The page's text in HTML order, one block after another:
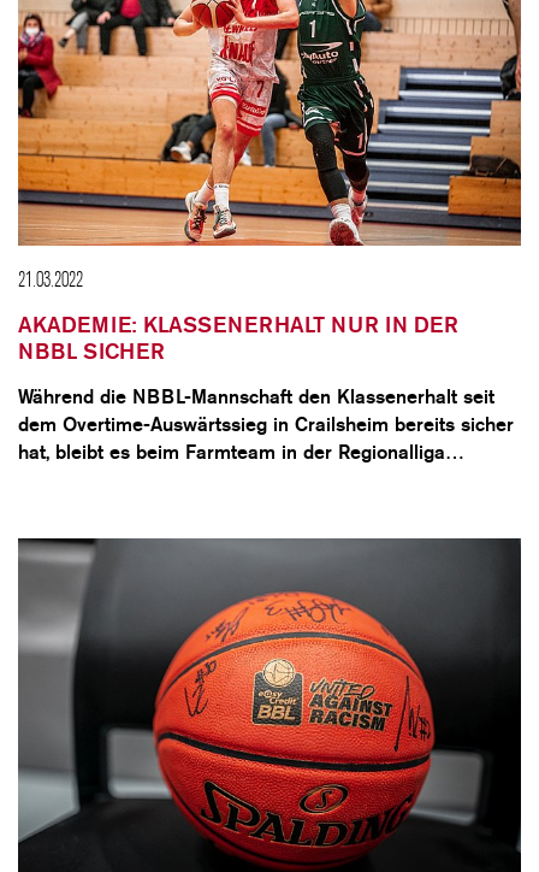
21.03.2022
AKADEMIE: KLASSENERHALT NUR IN DER
NBBL SICHER
Während die NBBL-Mannschaft den Klassenerhalt seit
dem Overtime-Auswärtssieg in Crailsheim bereits sicher
hat, bleibt es beim Farmteam in der Regionalliga…